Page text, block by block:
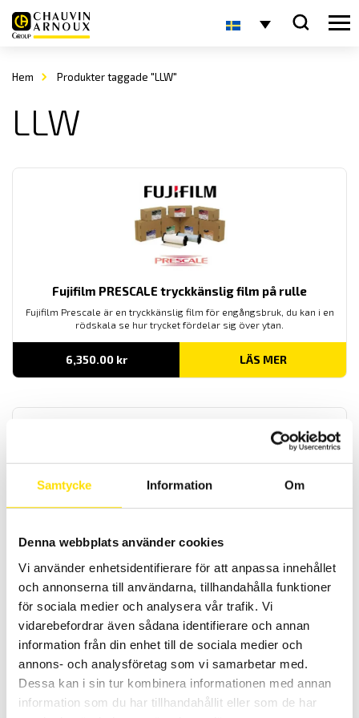
Samtycke Information Om
Denna webbplats använder cookies
Vi använder enhetsidentifierare för att anpassa innehållet
och annonserna till användarna, tillhandahålla funktioner
för sociala medier och analysera vår trafik. Vi
vidarebefordrar även sådana identifierare och annan
information från din enhet till de sociala medier och
annons- och analysföretag som vi samarbetar med.
Dessa kan i sin tur kombinera informationen med annan
information som du har tillhandahållit eller som de har
Hem Produkter taggade "LLW"
LLW
Fujifilm PRESCALE tryckkänslig film på rulle
Fujifilm Prescale är en tryckkänslig film för engångsbruk, du kan i en
rödskala se hur trycket fördelar sig över ytan.
6,350.00 kr LÄS MER
rulle
Fujifilm High temp Prescale är en tryckkänslig film för engångsbruk,
du kan i en rödskala se hur trycket fördelar sig över ytan.